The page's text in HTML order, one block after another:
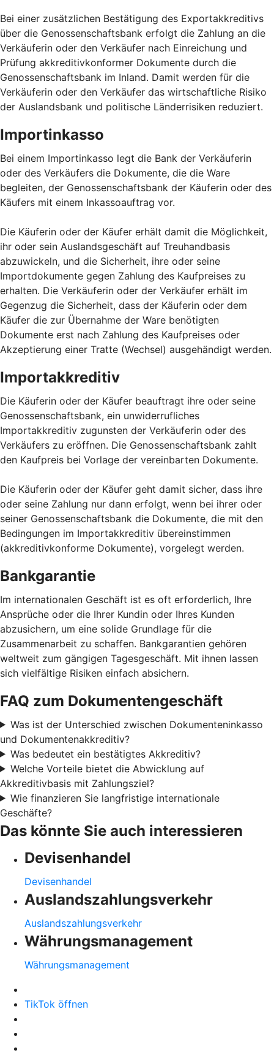
Bei einer zusätzlichen Bestätigung des Exportakkreditivs
über die Genossenschaftsbank erfolgt die Zahlung an die
Verkäuferin oder den Verkäufer nach Einreichung und
Prüfung akkreditivkonformer Dokumente durch die
Genossenschaftsbank im Inland. Damit werden für die
Verkäuferin oder den Verkäufer das wirtschaftliche Risiko
der Auslandsbank und politische Länderrisiken reduziert.
Importinkasso
Bei einem Importinkasso legt die Bank der Verkäuferin
oder des Verkäufers die Dokumente, die die Ware
begleiten, der Genossenschaftsbank der Käuferin oder des
Käufers mit einem Inkassoauftrag vor.
Die Käuferin oder der Käufer erhält damit die Möglichkeit,
ihr oder sein Auslandsgeschäft auf Treuhandbasis
abzuwickeln, und die Sicherheit, ihre oder seine
Importdokumente gegen Zahlung des Kaufpreises zu
erhalten. Die Verkäuferin oder der Verkäufer erhält im
Gegenzug die Sicherheit, dass der Käuferin oder dem
Käufer die zur Übernahme der Ware benötigten
Dokumente erst nach Zahlung des Kaufpreises oder
Akzeptierung einer Tratte (Wechsel) ausgehändigt werden.
Importakkreditiv
Die Käuferin oder der Käufer beauftragt ihre oder seine
Genossenschaftsbank, ein unwiderrufliches
Importakkreditiv zugunsten der Verkäuferin oder des
Verkäufers zu eröffnen. Die Genossenschaftsbank zahlt
den Kaufpreis bei Vorlage der vereinbarten Dokumente.
Die Käuferin oder der Käufer geht damit sicher, dass ihre
oder seine Zahlung nur dann erfolgt, wenn bei ihrer oder
seiner Genossenschaftsbank die Dokumente, die mit den
Bedingungen im Importakkreditiv übereinstimmen
(akkreditivkonforme Dokumente), vorgelegt werden.
Bankgarantie
Im internationalen Geschäft ist es oft erforderlich, Ihre
Ansprüche oder die Ihrer Kundin oder Ihres Kunden
abzusichern, um eine solide Grundlage für die
Zusammenarbeit zu schaffen. Bankgarantien gehören
weltweit zum gängigen Tagesgeschäft. Mit ihnen lassen
sich vielfältige Risiken einfach absichern.
FAQ zum Dokumentengeschäft
Was ist der Unterschied zwischen Dokumenteninkasso
und Dokumentenakkreditiv?
Was bedeutet ein bestätigtes Akkreditiv?
Welche Vorteile bietet die Abwicklung auf
Akkreditivbasis mit Zahlungsziel?
Wie finanzieren Sie langfristige internationale
Geschäfte?
Das könnte Sie auch interessieren
Devisenhandel
Devisenhandel
Auslandszahlungsverkehr
Auslandszahlungsverkehr
Währungsmanagement
Währungsmanagement
TikTok öffnen